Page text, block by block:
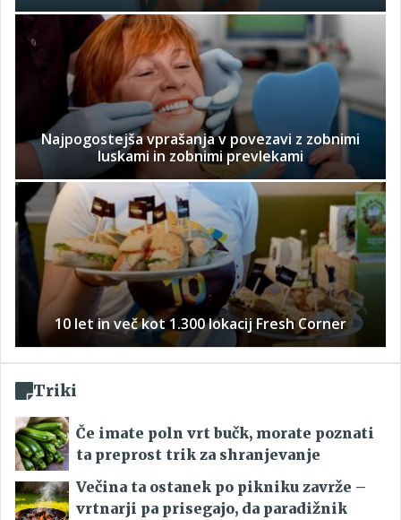
Najpogostejša vprašanja v povezavi z zobnimi
luskami in zobnimi prevlekami
10 let in več kot 1.300 lokacij Fresh Corner
Triki
Če imate poln vrt bučk, morate poznati
ta preprost trik za shranjevanje
Večina ta ostanek po pikniku zavrže –
vrtnarji pa prisegajo, da paradižnik